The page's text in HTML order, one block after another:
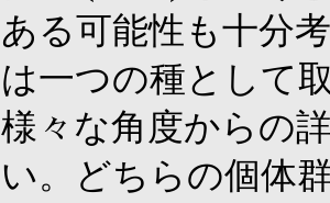
ある可能性も十分
は一つの種として
様々な角度からの
い。どちらの個体